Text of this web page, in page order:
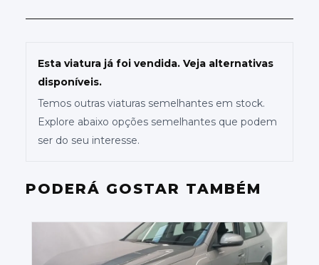
Esta viatura já foi vendida. Veja alternativas
disponíveis.
Temos outras viaturas semelhantes em stock.
Explore abaixo opções semelhantes que podem
ser do seu interesse.
PODERÁ GOSTAR TAMBÉM